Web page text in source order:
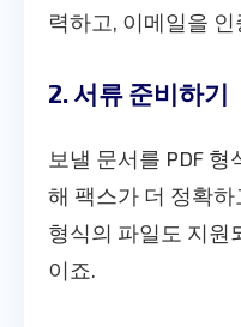
력하고, 이메일을
2. 서류 준비하기
보낼 문서를 PDF
해 팩스가 더 정확하
형식의 파일도 지원
이죠.